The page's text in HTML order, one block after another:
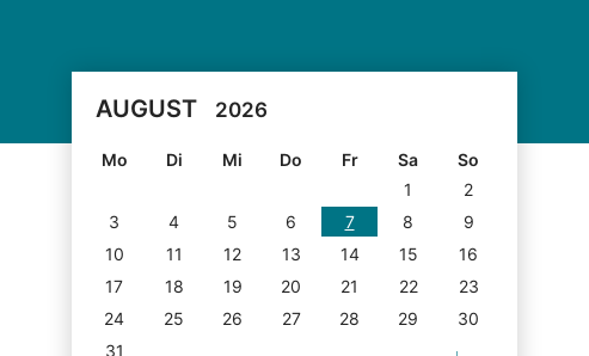
AUGUST 2026
Mo Di Mi Do Fr Sa
So
1
2
3
4 5 6 7 8
9
10
11 12 13 14 15
16
17
18 19 20 21 22
23
24
25 26 27 28 29
30
31